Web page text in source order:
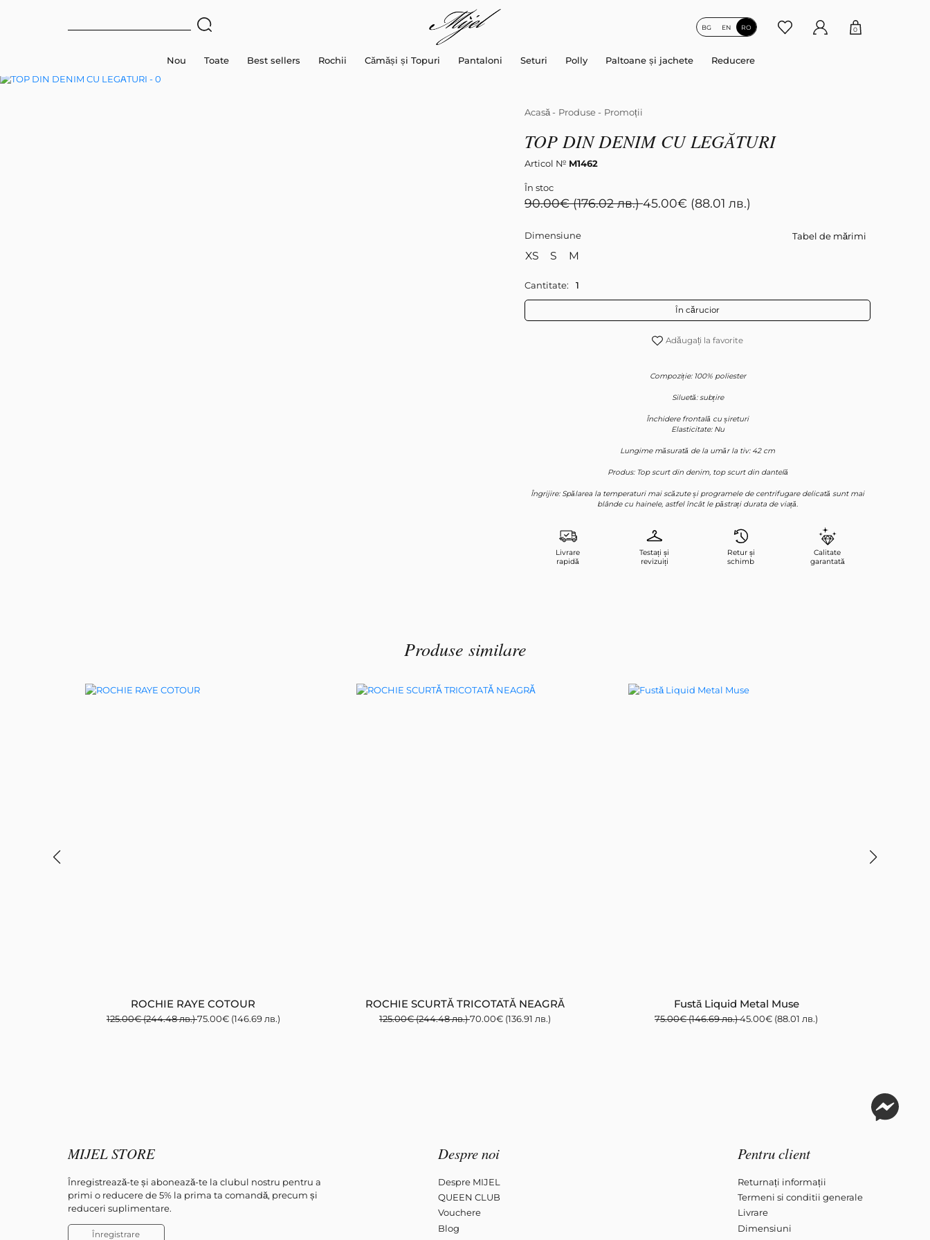
EN
BG RO 0
Nou Toate Best sellers Rochii Cămăși și Topuri Pantaloni Seturi Polly Paltoane și jachete Reducere
Acasă- Produse- Promoții
TOP DIN DENIM CU LEGĂTURI
Articol № M1462
În stoc
90.00€ (176.02 лв.) 45.00€ (88.01 лв.)
Tabel de mărimi
Dimensiune
XS S M
Cantitate:
În cărucior
Adăugați la favorite
Compoziție: 100% poliester
Siluetă: subțire
Închidere frontală cu șireturi
Elasticitate: Nu
Lungime măsurată de la umăr la tiv: 42 cm
Produs: Top scurt din denim, top scurt din dantelă
Îngrijire: Spălarea la temperaturi mai scăzute și programele de centrifugare delicată sunt mai
blânde cu hainele, astfel încât le păstrați durata de viață.
Livrare
rapidă
Testați și
revizuiți
Retur și
schimb
Calitate
garantată
Produse similare
ROCHIE RAYE COTOUR
125.00€(244.48 лв.)75.00€ (146.69 лв.)
ROCHIE SCURTĂ TRICOTATĂ NEAGRĂ
125.00€(244.48 лв.)70.00€ (136.91 лв.)
Fustă Liquid Metal Muse
75.00€(146.69 лв.)45.00€ (88.01 лв.)
MIJEL STORE
Înregistrează-te și abonează-te la clubul nostru pentru a
primi o reducere de 5% la prima ta comandă, precum și
reduceri suplimentare.
Înregistrare
Despre noi
Despre MIJEL
QUEEN CLUB
Vouchere
Blog
Pentru client
Returnați informații
Termeni si conditii generale
Livrare
Dimensiuni